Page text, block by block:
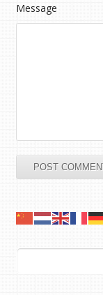
Message
Arama: